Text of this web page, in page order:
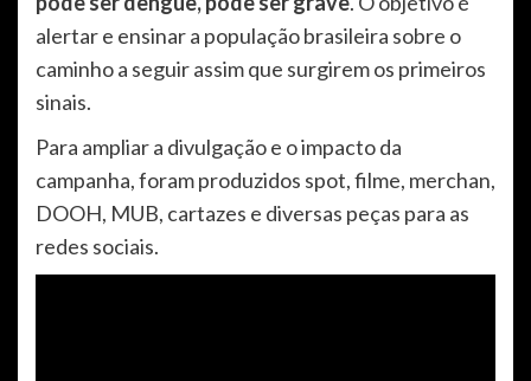
alertar e ensinar a população brasileira sobre o
caminho a seguir assim que surgirem os primeiros
sinais.
Para ampliar a divulgação e o impacto da
campanha, foram produzidos spot, filme, merchan,
DOOH, MUB, cartazes e diversas peças para as
redes sociais.